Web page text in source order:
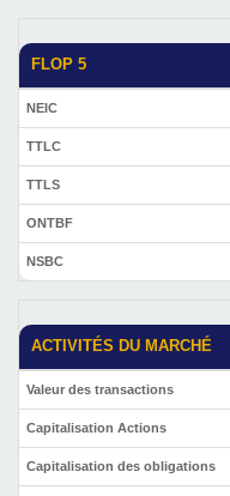
FLOP 5
NEIC
TTLC
TTLS
ONTBF
NSBC
ACTIVITÉS DU MARCHÉ
Valeur des transactions
Capitalisation Actions
Capitalisation des obligations